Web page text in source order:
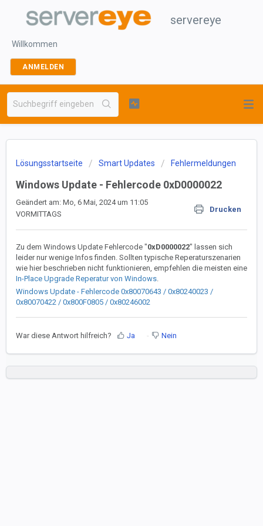
servereye
Willkommen
ANMELDEN
Lösungsstartseite Smart Updates Fehlermeldungen
Windows Update - Fehlercode 0xD0000022
Drucken
Geändert am: Mo, 6 Mai, 2024 um 11:05
VORMITTAGS
Zu dem Windows Update Fehlercode "0xD0000022" lassen sich
leider nur wenige Infos finden. Sollten typische Reperaturszenarien
wie hier beschrieben nicht funktionieren, empfehlen die meisten eine
In-Place Upgrade Reperatur von Windows.
Windows Update - Fehlercode 0x80070643 / 0x80240023 /
0x80070422 / 0x800F0805 / 0x80246002
War diese Antwort hilfreich? Ja Nein